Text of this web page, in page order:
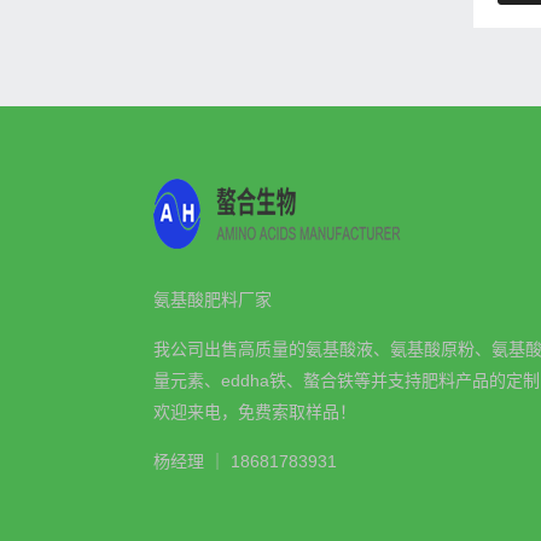
氨基酸肥料厂家
我公司出售高质量的氨基酸液、氨基酸原粉、氨基
量元素、eddha铁、螯合铁等并支持肥料产品的定
欢迎来电，免费索取样品！
杨经理 ｜ 18681783931